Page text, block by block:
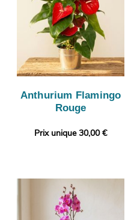
Anthurium Flamingo
Rouge
Prix unique 30,00 €